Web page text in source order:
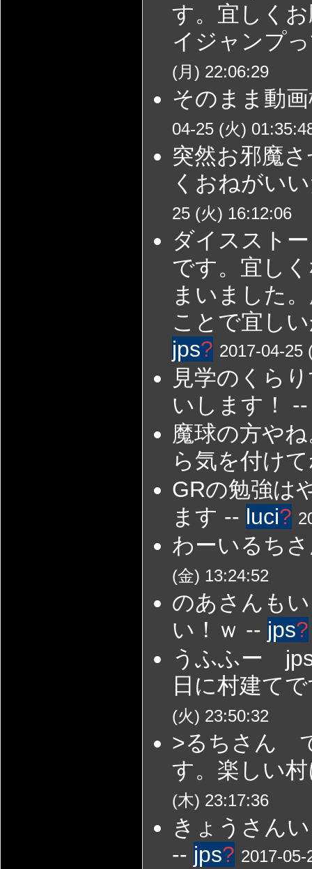
す。宜しく
イジャンプ
(月) 22:06:29
そのまま動
04-25 (火)
突然お邪魔
くおねがい
25 (火) 16:12:06
ダイススト
です。宜し
まいました
ことで宜し
jps? 2017-04-25
見学のくら
いします！
魔球の方や
ら気を付け
GRの勉強は
ます -- luci?
わーいるち
(金) 13:24:52
のあさんも
い！ｗ -- jps?
うふふー
日に村建て
(火) 23:50:32
>るちさん
す。楽しい
(木) 23:17:36
きょうさん
-- jps? 2017-